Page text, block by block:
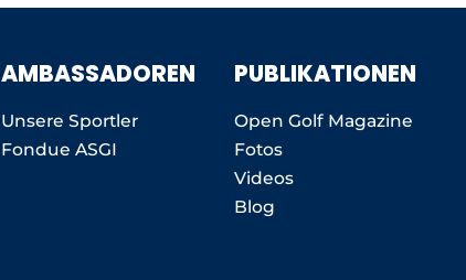
AMBASSADOREN
Unsere Sportler
Fondue ASGI
PUBLIKATIONEN
Open Golf Magazine
Fotos
Videos
Blog